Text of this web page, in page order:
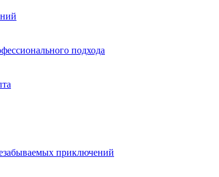
подхода
приключений